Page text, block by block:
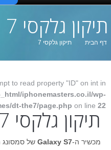
תיקון גלקסי 7
אתה כאן:
דף הבית תיקון גלקסי 7
to read property "ID" on int in
iphonemasters.co.il/wp-
dt-the7/page.php on line 22
תיקון גלקסי S7
מכשיר ה-Galaxy S7